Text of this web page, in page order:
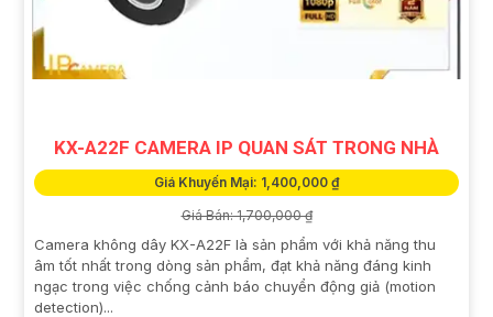
KX-A22F CAMERA IP QUAN SÁT TRONG NHÀ
Giá Khuyến Mại: 1,400,000 ₫
Giá Bán: 1,700,000 ₫
Camera không dây KX-A22F là sản phẩm với khả năng thu
âm tốt nhất trong dòng sản phẩm, đạt khả năng đáng kinh
ngạc trong việc chống cảnh báo chuyển động giả (motion
detection)...